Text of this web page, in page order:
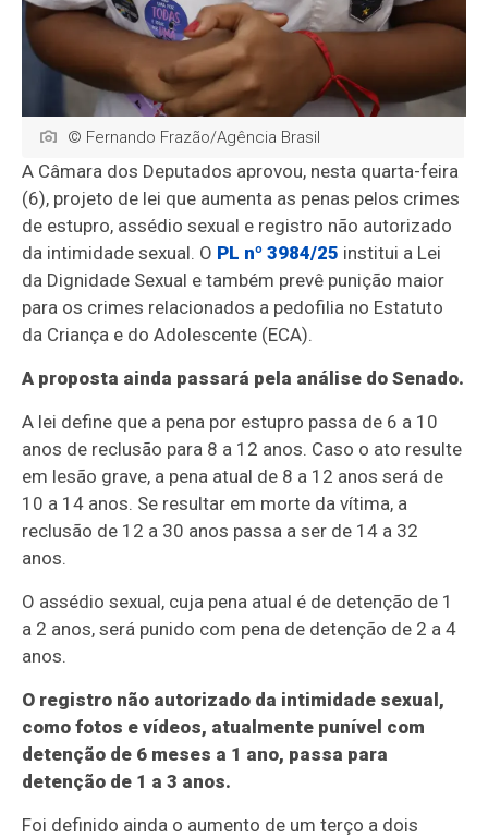
© Fernando Frazão/Agência Brasil
A Câmara dos Deputados aprovou, nesta quarta-feira
(6), projeto de lei que aumenta as penas pelos crimes
de estupro, assédio sexual e registro não autorizado
da intimidade sexual. O PL nº 3984/25 institui a Lei
da Dignidade Sexual e também prevê punição maior
para os crimes relacionados a pedofilia no Estatuto
da Criança e do Adolescente (ECA).
A proposta ainda passará pela análise do Senado.
A lei define que a pena por estupro passa de 6 a 10
anos de reclusão para 8 a 12 anos. Caso o ato resulte
em lesão grave, a pena atual de 8 a 12 anos será de
10 a 14 anos. Se resultar em morte da vítima, a
reclusão de 12 a 30 anos passa a ser de 14 a 32
anos.
O assédio sexual, cuja pena atual é de detenção de 1
a 2 anos, será punido com pena de detenção de 2 a 4
anos.
O registro não autorizado da intimidade sexual,
como fotos e vídeos, atualmente punível com
detenção de 6 meses a 1 ano, passa para
detenção de 1 a 3 anos.
Foi definido ainda o aumento de um terço a dois